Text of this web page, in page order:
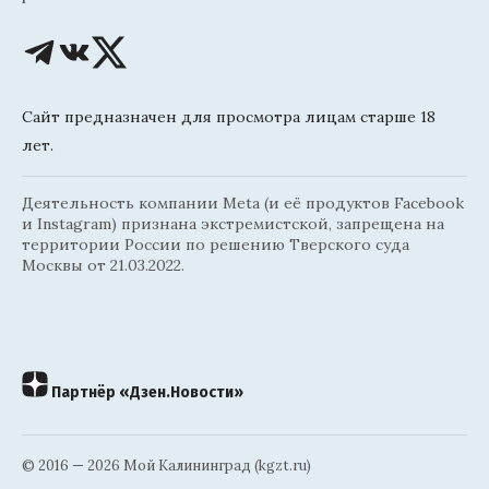
Сайт предназначен для просмотра лицам старше 18
лет.
Деятельность компании Meta (и её продуктов Facebook
и Instagram) признана экстремистской, запрещена на
территории России по решению Тверского суда
Москвы от 21.03.2022.
Партнёр «Дзен.Новости»
© 2016 — 2026 Мой Калининград (kgzt.ru)